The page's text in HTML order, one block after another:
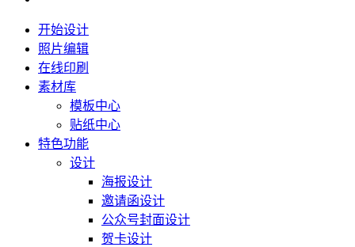
开始设计
照片编辑
在线印刷
素材库
模板中心
贴纸中心
特色功能
设计
海报设计
邀请函设计
公众号封面设计
贺卡设计